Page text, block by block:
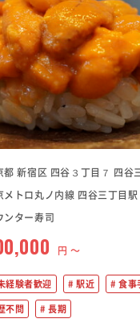
都 新宿区 四谷３丁目７ 四谷
メトロ丸ノ内線 四谷三丁目駅
ンター寿司
円 〜
経験者歓迎 駅近 食事
不問 長期